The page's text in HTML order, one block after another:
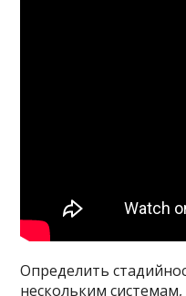
Определить
нескольким